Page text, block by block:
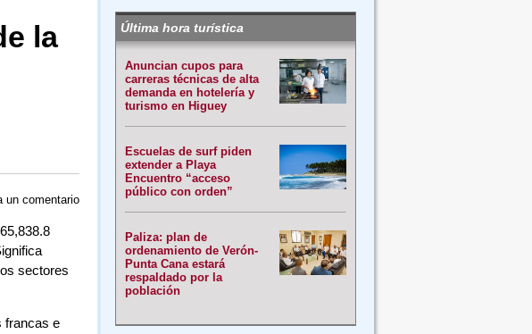
la
un comentario
sectores
francas e
Última hora turística
Anuncian cupos para
carreras técnicas de alta
demanda en hotelería y
turismo en Higuey
Escuelas de surf piden
extender a Playa
Encuentro “acceso
público con orden”
Paliza: plan de
ordenamiento de Verón-
Punta Cana estará
respaldado por la
población